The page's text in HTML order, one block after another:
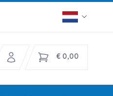
€ 0,00